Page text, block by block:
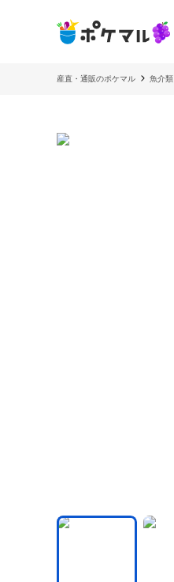
産直・通販のポケマル 魚介類